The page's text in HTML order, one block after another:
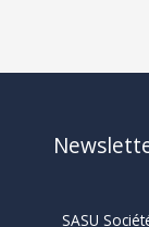
SASU